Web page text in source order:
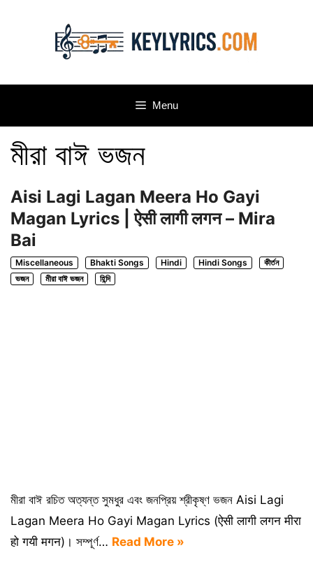
Menu
মীরা বাঈ ভজন
Aisi Lagi Lagan Meera Ho Gayi
Magan Lyrics | ऐसी लागी लगन – Mira
Bai
Miscellaneous Bhakti Songs Hindi Hindi Songs
কীর্তন
ভজন
মীরা বাঈ ভজন হিন্দি
মীরা বাঈ রচিত অত্যন্ত সুমধুর এবং জনপ্রিয় শ্রীকৃষ্ণ ভজন Aisi Lagi
Lagan Meera Ho Gayi Magan Lyrics (ऐसी लागी लगन मीरा
हो गयी मगन)। সম্পূর্ণ… Read More »